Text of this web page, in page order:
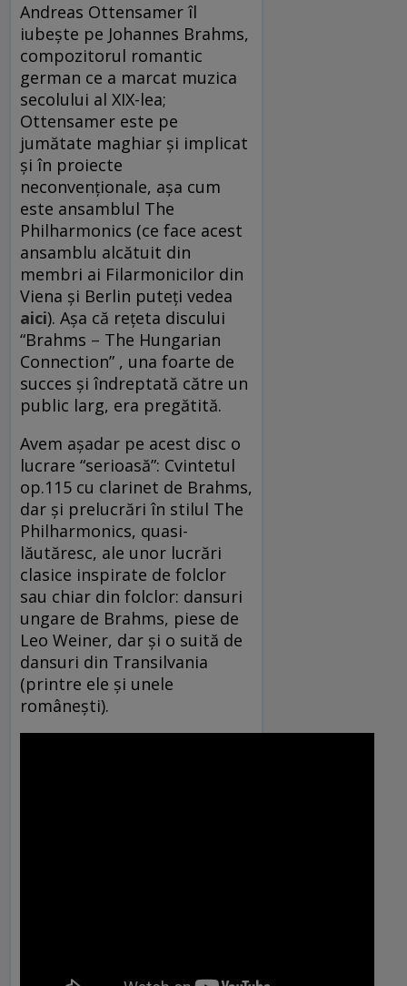
Andreas Ottensamer îl
iubește pe Johannes Brahms,
compozitorul romantic
german ce a marcat muzica
secolului al XIX-lea;
Ottensamer este pe
jumătate maghiar și implicat
și în proiecte
neconvenționale, așa cum
este ansamblul The
Philharmonics (ce face acest
ansamblu alcătuit din
membri ai Filarmonicilor din
Viena și Berlin puteți vedea
aici). Așa că rețeta discului
“Brahms – The Hungarian
Connection” , una foarte de
succes și îndreptată către un
public larg, era pregătită.
Avem așadar pe acest disc o
lucrare “serioasă”: Cvintetul
op.115 cu clarinet de Brahms,
dar și prelucrări în stilul The
Philharmonics, quasi-
lăutăresc, ale unor lucrări
clasice inspirate de folclor
sau chiar din folclor: dansuri
ungare de Brahms, piese de
Leo Weiner, dar și o suită de
dansuri din Transilvania
(printre ele și unele
românești).